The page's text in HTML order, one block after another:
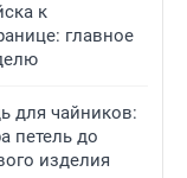
к
главное
для чайников:
петель до
изделия